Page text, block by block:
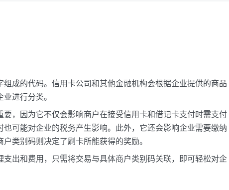
组成的代码。信用卡公司和其他金融机构会根据企业提供的商品
进行分类。
要，因为它不仅会影响商户在接受信用卡和借记卡支付时需支付
也可能对企业的税务产生影响。此外，它还会影响企业需要缴纳
类别码则决定了刷卡所能获得的奖励。
出和费用，只需将交易与具体商户类别码关联，即可轻松对企